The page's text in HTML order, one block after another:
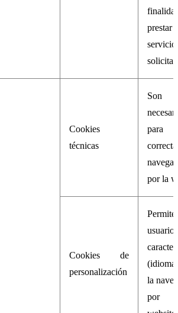
servicio
Cookies
técnicas
Son
correcta
por la
Cookies de
personalización
la